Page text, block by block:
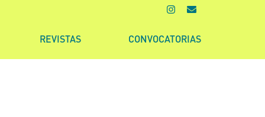
REVISTAS CONVOCATORIAS